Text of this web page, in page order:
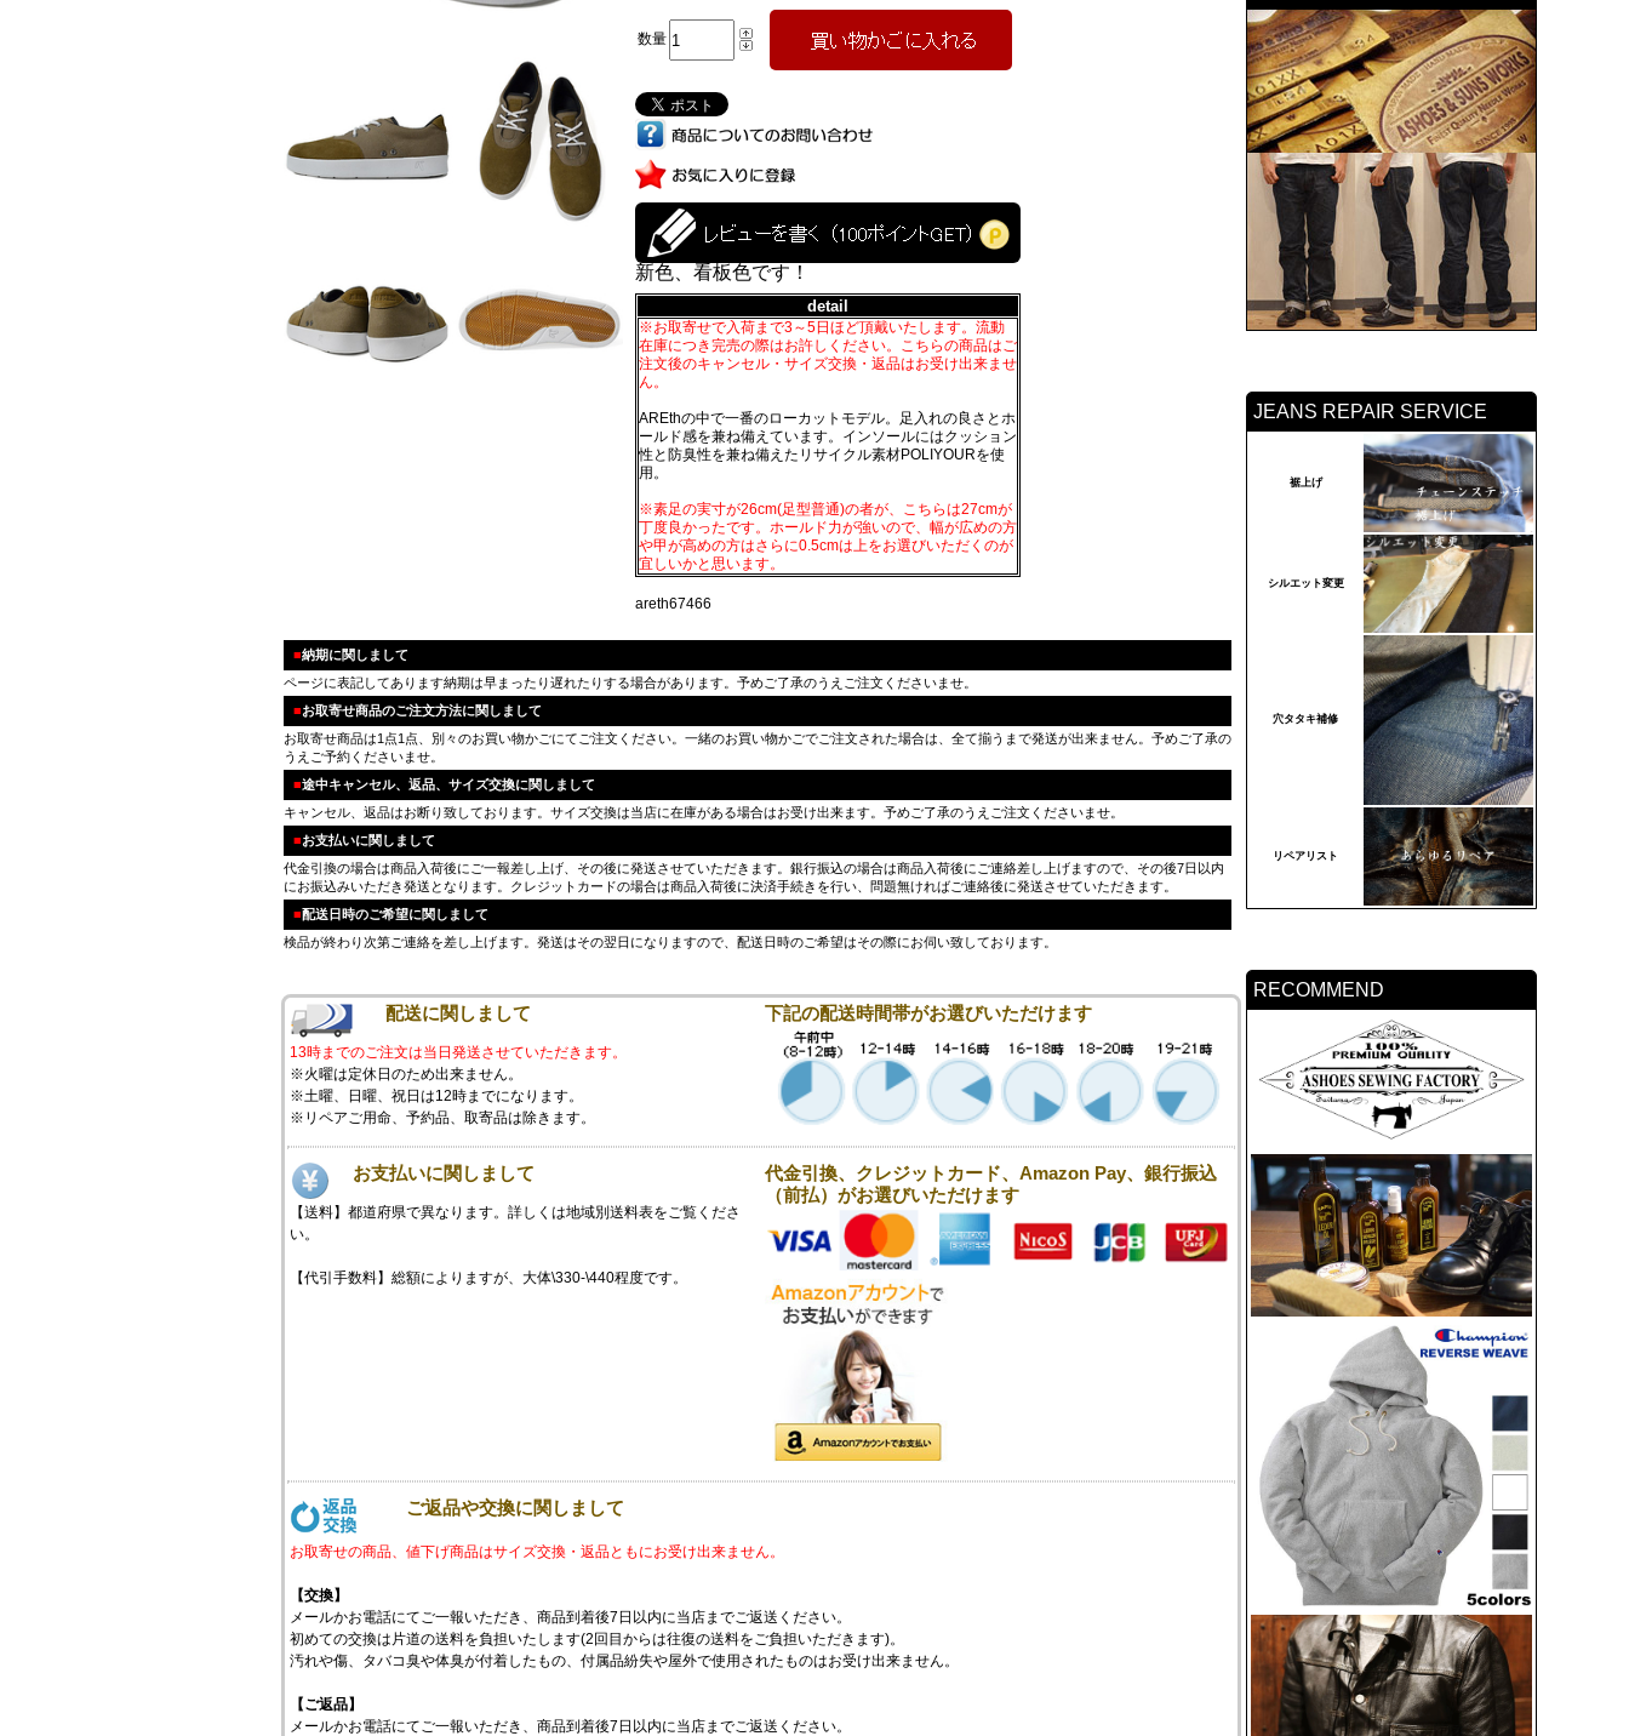
数量
新色、看板色です！
detail
※お取寄せで入荷まで3～5日ほど頂戴いたします。流動
在庫につき完売の際はお許しください。こちらの商品はご
注文後のキャンセル・サイズ交換・返品はお受け出来ませ
ん。
AREthの中で一番のローカットモデル。足入れの良さとホ
ールド感を兼ね備えています。インソールにはクッション
性と防臭性を兼ね備えたリサイクル素材POLIYOURを使
用。
※素足の実寸が26cm(足型普通)の者が、こちらは27cmが
丁度良かったです。ホールド力が強いので、幅が広めの方
や甲が高めの方はさらに0.5cmは上をお選びいただくのが
宜しいかと思います。
areth67466
■納期に関しまして
ページに表記してあります納期は早まったり遅れたりする場合があります。予めご了承のうえご注文くださいませ。
■お取寄せ商品のご注文方法に関しまして
お取寄せ商品は1点1点、別々のお買い物かごにてご注文ください。一緒のお買い物かごでご注文された場合は、全て揃うまで発送が出来ません。予めご了承の
うえご予約くださいませ。
■途中キャンセル、返品、サイズ交換に関しまして
キャンセル、返品はお断り致しております。サイズ交換は当店に在庫がある場合はお受け出来ます。予めご了承のうえご注文くださいませ。
■お支払いに関しまして
代金引換の場合は商品入荷後にご一報差し上げ、その後に発送させていただきます。銀行振込の場合は商品入荷後にご連絡差し上げますので、その後7日以内
にお振込みいただき発送となります。クレジットカードの場合は商品入荷後に決済手続きを行い、問題無ければご連絡後に発送させていただきます。
■配送日時のご希望に関しまして
検品が終わり次第ご連絡を差し上げます。発送はその翌日になりますので、配送日時のご希望はその際にお伺い致しております。
配送に関しまして
13時までのご注文は当日発送させていただきます。
※火曜は定休日のため出来ません。
※土曜、日曜、祝日は12時までになります。
※リペアご用命、予約品、取寄品は除きます。
下記の配送時間帯がお選びいただけます
お支払いに関しまして
【送料】都道府県で異なります。詳しくは地域別送料表をご覧くださ
い。
【代引手数料】総額によりますが、大体\330-\440程度です。
代金引換、クレジットカード、Amazon Pay、銀行振込
（前払）がお選びいただけます
ご返品や交換に関しまして
お取寄せの商品、値下げ商品はサイズ交換・返品ともにお受け出来ません。
【交換】
メールかお電話にてご一報いただき、商品到着後7日以内に当店までご返送ください。
初めての交換は片道の送料を負担いたします(2回目からは往復の送料をご負担いただきます)。
汚れや傷、タバコ臭や体臭が付着したもの、付属品紛失や屋外で使用されたものはお受け出来ません。
【ご返品】
メールかお電話にてご一報いただき、商品到着後7日以内に当店までご返送ください。
JEANS REPAIR SERVICE
裾上げ
シルエット変更
穴タタキ補修
リペアリスト
RECOMMEND